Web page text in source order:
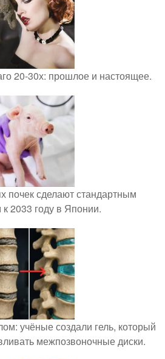
20-30х: прошлое и настоящее.
почек сделают стандартным
2033 году в Японии.
учёные создали гель, который
межпозвоночные диски.